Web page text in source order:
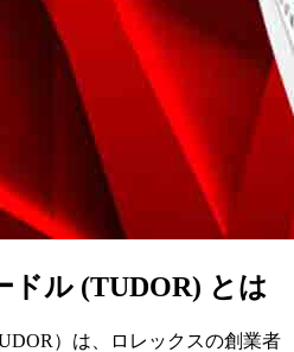
ドル (TUDOR) とは
）は、ロレックスの創業者